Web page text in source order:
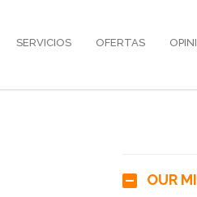
SERVICIOS OFERTAS
OUR